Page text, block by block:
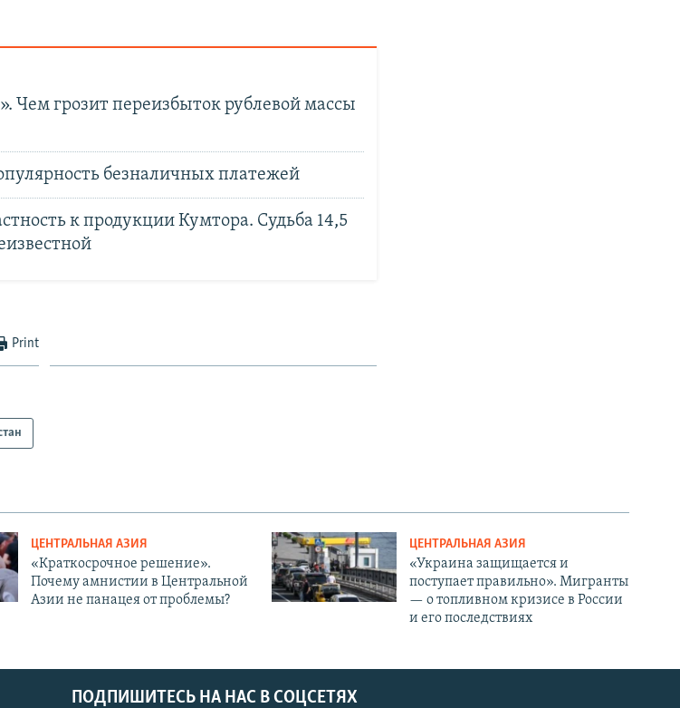
Чем грозит переизбыток рублевой массы
безналичных платежей
к продукции Кумтора. Судьба 14,5
Print
ЦЕНТРАЛЬНАЯ АЗИЯ
«Краткосрочное решение».
Почему амнистии в Центральной
Азии не панацея от проблемы?
ЦЕНТРАЛЬНАЯ АЗИЯ
«Украина защищается и
поступает правильно». Мигранты
— о топливном кризисе в России
и его последствиях
ПОДПИШИТЕСЬ НА НАС В СОЦСЕТЯХ